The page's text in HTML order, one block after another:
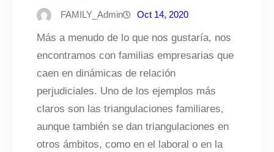
FAMILY_Admin Oct 14, 2020
Más a menudo de lo que nos gustaría, nos
encontramos con familias empresarias que
caen en dinámicas de relación
perjudiciales. Uno de los ejemplos más
claros son las triangulaciones familiares,
aunque también se dan triangulaciones en
otros ámbitos, como en el laboral o en la